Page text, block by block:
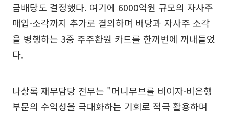
금배당도 결정했다. 여기에 6000억원 규모의 자사주
매입·소각까지 추가로 결의하며 배당과 자사주 소각
을 병행하는 3중 주주환원 카드를 한꺼번에 꺼내들었
다.
나상록 재무담당 전무는 "머니무브를 비이자·비은행
부문의 수익성을 극대화하는 기회로 적극 활용하며